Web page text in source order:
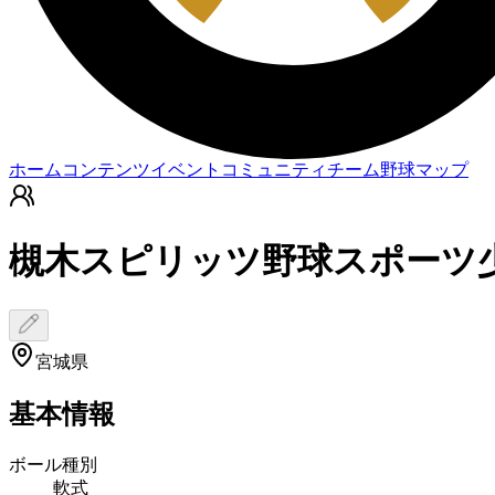
ホーム コンテンツイベント コミュニティチーム野球マップ
槻木スピリッツ野球スポーツ
宮城県
基本情報
ボール種別
軟式